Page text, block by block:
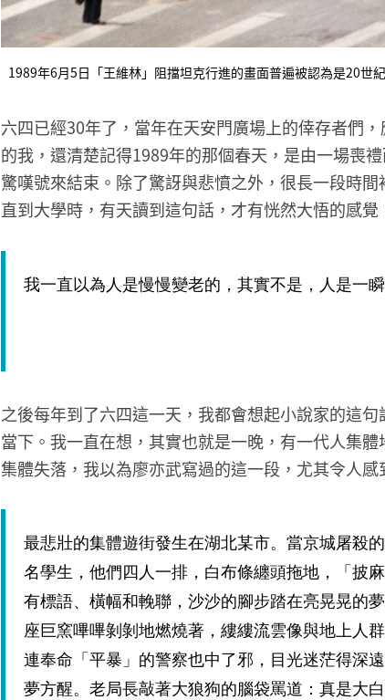
1989年6月5日「王維林」阻擋坦克行進的畫面普遍被認為是20世
六四已經30年了，當年在天安門廣場上的倖存者們
的我，還清楚記得1989年的那個春天，是由一場喪
驚嘆號來結束。除了驚訝與悲憤之外，很長一段時
直到大學時，有天讀到這句話，才有恍然大悟的感覺
我一直以為人是慢慢變老的，其實不是，人是一瞬
之後每年到了六四這一天，我都會想起小說家的這
當下。我一直在想，其實也就是一晚，有一代人集
集體失落，我以為廖亦武寫過的這一段，尤其令人感
最悲壯的集體遊街發生在湖北某市。當京城屠殺
名學生，他們四人一排，白布條纏頭拖地，「披
有標語、橫幅和輓聯，沙沙的腳步踏在亮晃晃的
座巨窯嗶嗶剝剝地燃燒著，縷縷流雲像與地上人
連奉命「平暴」的警察也中了邪，目光迷茫得深
夢方醒。老局長敲著大狼狗的腦袋罵道：真是大